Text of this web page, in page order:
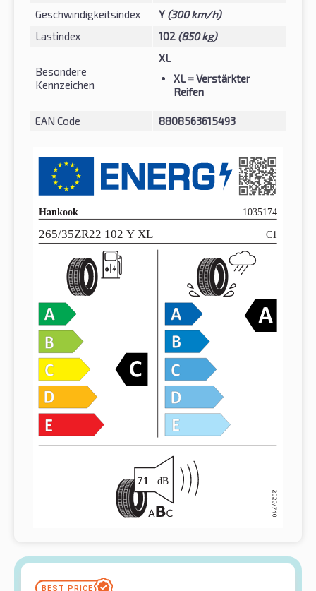
Geschwindigkeitsindex
Y (300 km/h)
Lastindex
102 (850 kg)
Besondere
Kennzeichen
XL
XL= Verstärkter
Reifen
EAN Code 8808563615493